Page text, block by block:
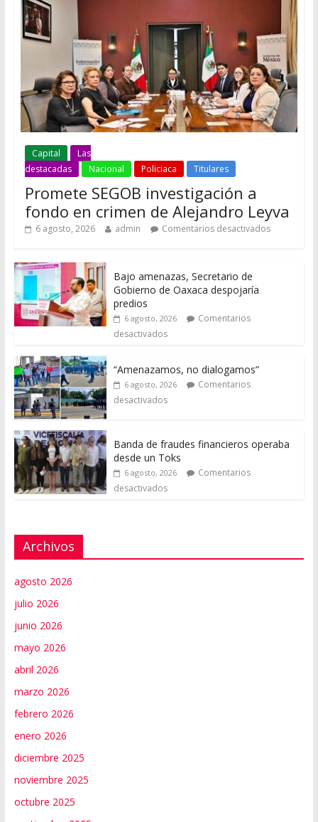
Capital
Las
destacadas
Nacional Policiaca Titulares
Promete SEGOB investigación a
fondo en crimen de Alejandro Leyva
6 agosto, 2026 admin Comentarios desactivados
Bajo amenazas, Secretario de
Gobierno de Oaxaca despojaría
predios
6 agosto, 2026
Comentarios
desactivados
“Amenazamos, no dialogamos”
6 agosto, 2026
Comentarios
desactivados
Banda de fraudes financieros operaba
desde un Toks
6 agosto, 2026
Comentarios
desactivados
Archivos
agosto 2026
julio 2026
junio 2026
mayo 2026
abril 2026
marzo 2026
febrero 2026
enero 2026
diciembre 2025
noviembre 2025
octubre 2025